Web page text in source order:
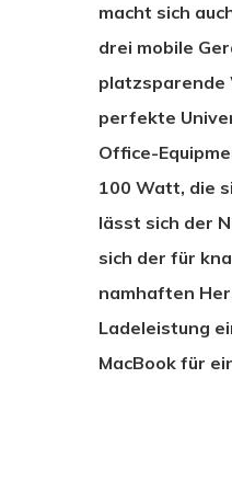
macht sich
drei mobile
platzsparende
perfekte
Office-
100 Watt, die
lässt sich der
sich der für
namhaften
Ladeleistung
MacBook für